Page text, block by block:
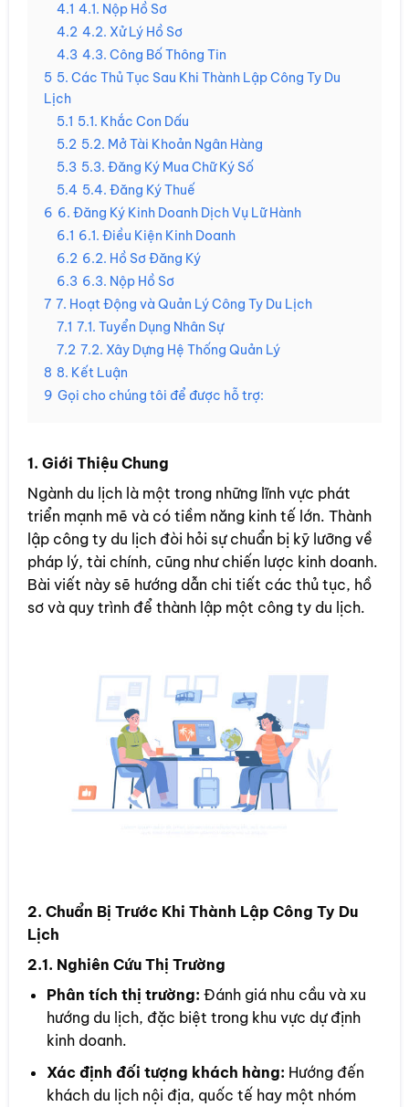
4.1 4.1. Nộp Hồ Sơ
4.2 4.2. Xử Lý Hồ Sơ
4.3 4.3. Công Bố Thông Tin
5 5. Các Thủ Tục Sau Khi Thành Lập Công Ty Du
Lịch
5.1 5.1. Khắc Con Dấu
5.2 5.2. Mở Tài Khoản Ngân Hàng
5.3 5.3. Đăng Ký Mua Chữ Ký Số
5.4 5.4. Đăng Ký Thuế
6 6. Đăng Ký Kinh Doanh Dịch Vụ Lữ Hành
6.1 6.1. Điều Kiện Kinh Doanh
6.2 6.2. Hồ Sơ Đăng Ký
6.3 6.3. Nộp Hồ Sơ
7 7. Hoạt Động và Quản Lý Công Ty Du Lịch
7.1 7.1. Tuyển Dụng Nhân Sự
7.2 7.2. Xây Dựng Hệ Thống Quản Lý
8 8. Kết Luận
9 Gọi cho chúng tôi để được hỗ trợ:
1. Giới Thiệu Chung
Ngành du lịch là một trong những lĩnh vực phát
triển mạnh mẽ và có tiềm năng kinh tế lớn. Thành
lập công ty du lịch đòi hỏi sự chuẩn bị kỹ lưỡng về
pháp lý, tài chính, cũng như chiến lược kinh doanh.
Bài viết này sẽ hướng dẫn chi tiết các thủ tục, hồ
sơ và quy trình để thành lập một công ty du lịch.
2. Chuẩn Bị Trước Khi Thành Lập Công Ty Du
Lịch
2.1. Nghiên Cứu Thị Trường
Phân tích thị trường: Đánh giá nhu cầu và xu
hướng du lịch, đặc biệt trong khu vực dự định
kinh doanh.
Xác định đối tượng khách hàng: Hướng đến
khách du lịch nội địa, quốc tế hay một nhóm